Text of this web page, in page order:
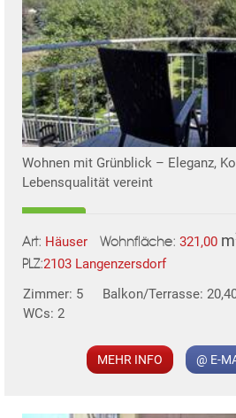
Wohnen mit Grünblick – Eleganz,
Lebensqualität vereint
Art: Häuser Wohnfläche: 321,00 m
PLZ:2103 Langenzersdorf
Zimmer: 5
Balkon/Terrasse:
WCs: 2
MEHR INFO @ E-